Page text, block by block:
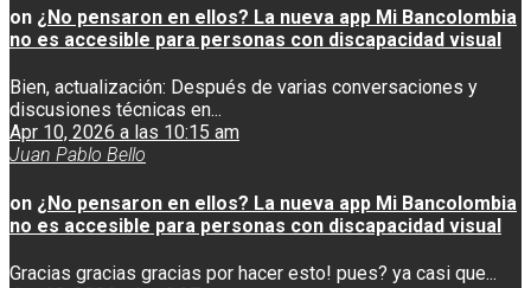
on ¿No pensaron en ellos? La nueva app Mi Bancolombia
no es accesible para personas con discapacidad visual
Bien, actualización: Después de varias conversaciones y
discusiones técnicas en...
Apr 10, 2026 a las 10:15 am
Juan Pablo Bello
on ¿No pensaron en ellos? La nueva app Mi Bancolombia
no es accesible para personas con discapacidad visual
Gracias gracias gracias por hacer esto! pues? ya casi que...